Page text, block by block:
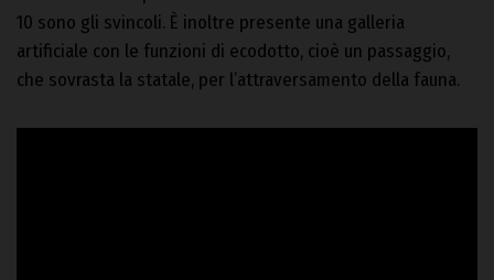
10 sono gli svincoli. È inoltre presente una galleria
artificiale con le funzioni di ecodotto, cioè un passaggio,
che sovrasta la statale, per l’attraversamento della fauna.